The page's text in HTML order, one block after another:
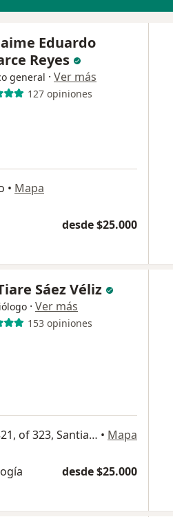
Eduardo
Reyes
general · Ver más
127 opiniones
• Mapa
desde $25.000
Sáez Véliz
· Ver más
153 opiniones
Avenida Irarrázaval 2821, of 323, Santiago • Mapa
desde $25.000